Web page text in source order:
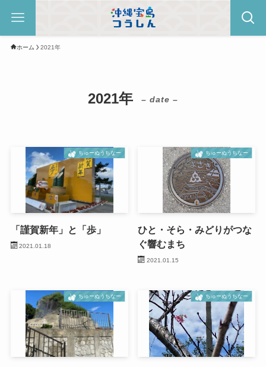
ホーム 2021年
2021年 – date –
ちゅーぬうちなー
「謹賀新年」と「歩」
2021.01.18
ちゅーぬうちなー
ひと・そら・みどりがつな
ぐ響むまち
2021.01.15
ちゅーぬうちなー ちゅーぬうちなー